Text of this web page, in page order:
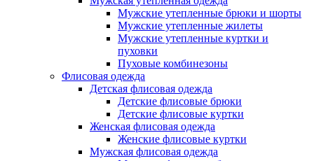
Мужские утепленные брюки и шорты
Мужские утепленные жилеты
Мужские утепленные куртки и
пуховки
Пуховые комбинезоны
Флисовая одежда
Детская флисовая одежда
Детские флисовые брюки
Детские флисовые куртки
Женская флисовая одежда
Женские флисовые куртки
Мужская флисовая одежда